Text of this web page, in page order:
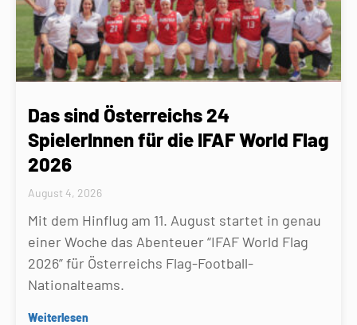
Das sind Österreichs 24
SpielerInnen für die IFAF World Flag
2026
August 4, 2026
Mit dem Hinflug am 11. August startet in genau
einer Woche das Abenteuer “IFAF World Flag
2026” für Österreichs Flag-Football-
Nationalteams.
Weiterlesen